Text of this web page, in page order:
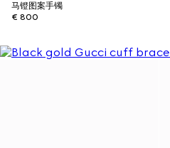
马镫图案手镯
€ 800